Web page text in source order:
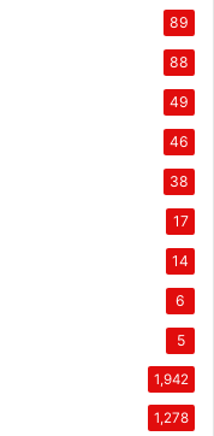
89
88
49
46
38
17
14
6
5
1,942
1,278